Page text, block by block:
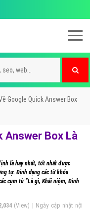
Google Quick Answer Box
Answer Box Là
là hay nhất, tốt nhất được
tự. Định dạng các từ khóa
cụm từ “Là gì, Khái niệm, Định
(View) | Ngày cập nhật nội